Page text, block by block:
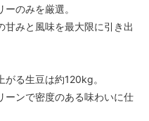
のみを厳選。
みと風味を最大限に引き出
る生豆は約120kg。
ーンで密度のある味わいに仕